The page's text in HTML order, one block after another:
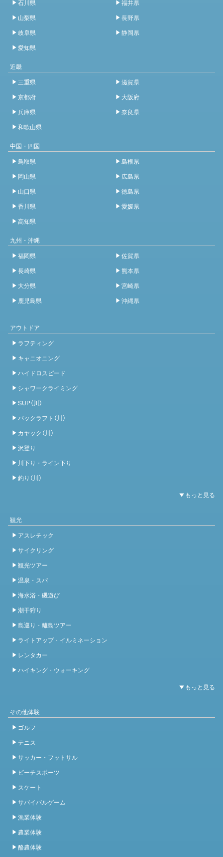
石川県
福井県
山梨県
長野県
岐阜県
静岡県
愛知県
近畿
三重県
滋賀県
京都府
大阪府
兵庫県
奈良県
和歌山県
中国・四国
鳥取県
島根県
岡山県
広島県
山口県
徳島県
香川県
愛媛県
高知県
九州・沖縄
福岡県
佐賀県
長崎県
熊本県
大分県
宮崎県
鹿児島県
沖縄県
アウトドア
ラフティング
キャニオニング
ハイドロスピード
シャワークライミング
SUP（川）
パックラフト（川）
カヤック（川）
沢登り
川下り・ライン下り
釣り（川）
観光
アスレチック
サイクリング
観光ツアー
温泉・スパ
海水浴・磯遊び
潮干狩り
島巡り・離島ツアー
ライトアップ・イルミネーション
レンタカー
ハイキング・ウォーキング
その他体験
ゴルフ
テニス
サッカー・フットサル
ビーチスポーツ
スケート
サバイバルゲーム
漁業体験
農業体験
酪農体験